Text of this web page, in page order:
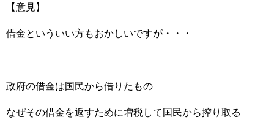
【意見】
借金といういい方もおかしいですが・・・
政府の借金は国民から借りたもの
なぜその借金を返すために増税して国民から搾り取る